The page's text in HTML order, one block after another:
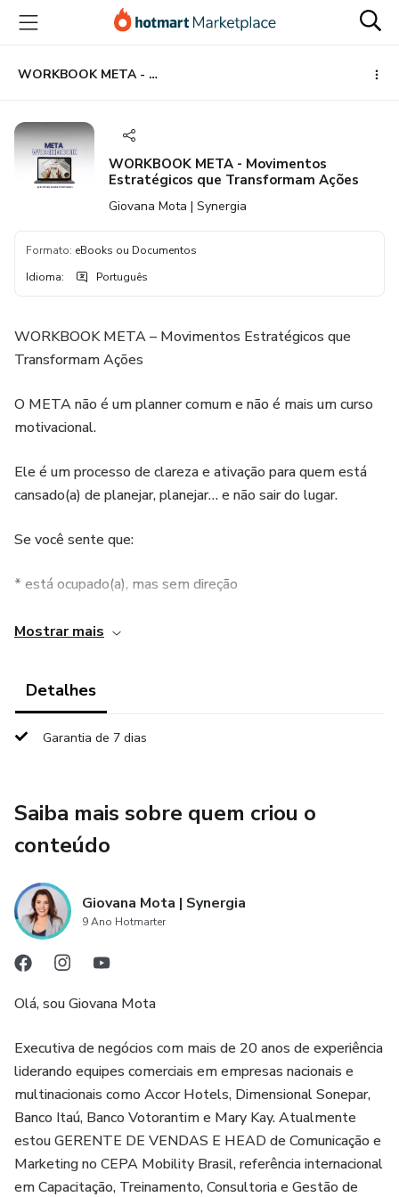
para
conteúdo
principal
para
pagamento
para
rodapé
WORKBOOK META - Movimentos Estratégicos que Transformam Ações
WORKBOOK META - Movimentos
Estratégicos que Transformam Ações
Giovana Mota | Synergia
Formato: eBooks ou Documentos
Idioma: Português
WORKBOOK META – Movimentos Estratégicos que
Transformam Ações
O META não é um planner comum e não é mais um curso
motivacional.
Ele é um processo de clareza e ativação para quem está
cansado(a) de planejar, planejar… e não sair do lugar.
Se você sente que:
* está ocupado(a), mas sem direção
* começa projetos e não sustenta
* sente que Deus tem mais, mas algo ainda não encaixa
Aqui, você vai parar, organizar a mente, alinhar prioridades e
**definir uma META central**, com visão, método e ação.
✔️ **Workbook Digital META (PDF completo)**
Um sistema prático para:
* Avaliar sua vida de forma sistêmica
* Identificar desequilíbrios que sabotam seus resultados
* Definir sua META central com método
* Criar um plano de ação em 12 meses, 30 dias, 7 dias e
24 horas
Mostrar mais
Detalhes
Garantia de 7 dias
Saiba mais sobre quem criou o
conteúdo
Giovana Mota | Synergia
9 Ano Hotmarter
Olá, sou Giovana Mota
Executiva de negócios com mais de 20 anos de experiência
liderando equipes comerciais em empresas nacionais e
multinacionais como Accor Hotels, Dimensional Sonepar,
Banco Itaú, Banco Votorantim e Mary Kay. Atualmente
estou GERENTE DE VENDAS E HEAD de Comunicação e
Marketing no CEPA Mobility Brasil, referência internacional
em Capacitação, Treinamento, Consultoria e Gestão de